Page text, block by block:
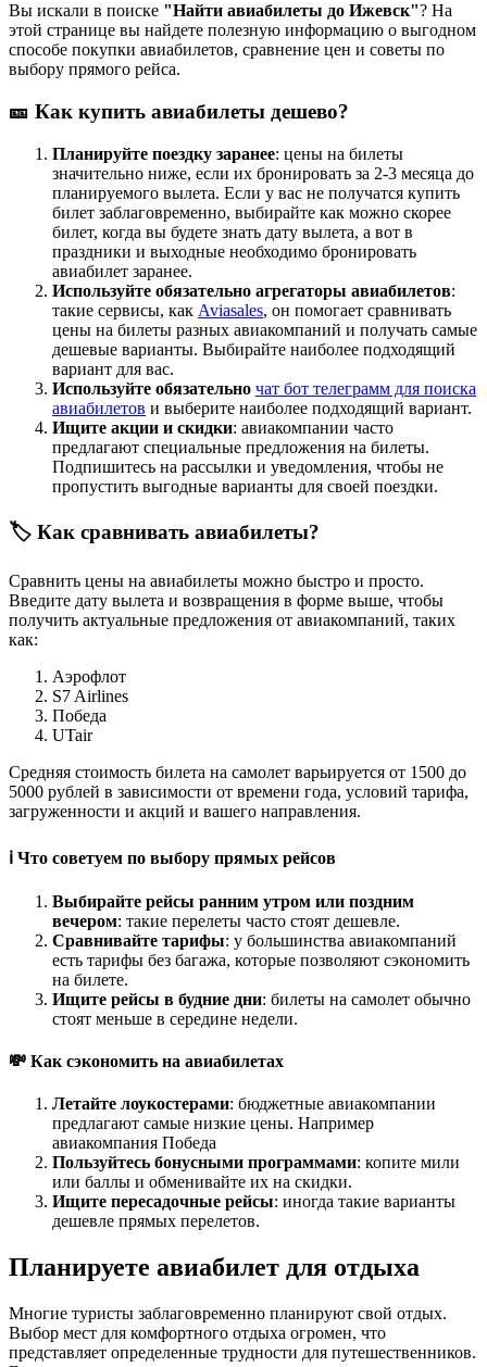
Вы искали в поиске "Найти авиабилеты до Ижевск"? На
этой странице вы найдете полезную информацию о выгодном
способе покупки авиабилетов, сравнение цен и советы по
выбору прямого рейса.
🎫 Как купить авиабилеты дешево?
Планируйте поездку заранее: цены на билеты
значительно ниже, если их бронировать за 2-3 месяца до
планируемого вылета. Если у вас не получатся купить
билет заблаговременно, выбирайте как можно скорее
билет, когда вы будете знать дату вылета, а вот в
праздники и выходные необходимо бронировать
авиабилет заранее.
Используйте обязательно агрегаторы авиабилетов:
такие сервисы, как Aviasales, он помогает сравнивать
цены на билеты разных авиакомпаний и получать самые
дешевые варианты. Выбирайте наиболее подходящий
вариант для вас.
Используйте обязательно чат бот телеграмм для поиска
авиабилетов и выберите наиболее подходящий вариант.
Ищите акции и скидки: авиакомпании часто
предлагают специальные предложения на билеты.
Подпишитесь на рассылки и уведомления, чтобы не
пропустить выгодные варианты для своей поездки.
🏷️ Как сравнивать авиабилеты?
Сравнить цены на авиабилеты можно быстро и просто.
Введите дату вылета и возвращения в форме выше, чтобы
получить актуальные предложения от авиакомпаний, таких
как:
Аэрофлот
S7 Airlines
Победа
UTair
Средняя стоимость билета на самолет варьируется от 1500 до
5000 рублей в зависимости от времени года, условий тарифа,
загруженности и акций и вашего направления.
ℹ️ Что советуем по выбору прямых рейсов
Выбирайте рейсы ранним утром или поздним
вечером: такие перелеты часто стоят дешевле.
Сравнивайте тарифы: у большинства авиакомпаний
есть тарифы без багажа, которые позволяют сэкономить
на билете.
Ищите рейсы в будние дни: билеты на самолет обычно
стоят меньше в середине недели.
💸 Как сэкономить на авиабилетах
Летайте лоукостерами: бюджетные авиакомпании
предлагают самые низкие цены. Например
авиакомпания Победа
Пользуйтесь бонусными программами: копите мили
или баллы и обменивайте их на скидки.
Ищите пересадочные рейсы: иногда такие варианты
дешевле прямых перелетов.
Планируете авиабилет для отдыха
Многие туристы заблаговременно планируют свой отдых.
Выбор мест для комфортного отдыха огромен, что
представляет определенные трудности для путешественников.